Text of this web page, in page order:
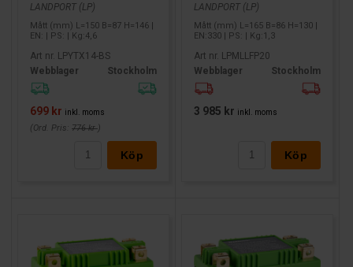
LANDPORT (LP)
Mått (mm) L=150 B=87 H=146 |
EN: | PS: | Kg:4,6
Art nr. LPYTX14-BS
Webblager
Stockholm
699 kr inkl. moms
(Ord. Pris: 776 kr)
Köp
LANDPORT (LP)
Mått (mm) L=165 B=86 H=130 |
EN:330 | PS: | Kg:1,3
Art nr. LPMLLFP20
Webblager
Stockholm
3 985 kr inkl. moms
Köp